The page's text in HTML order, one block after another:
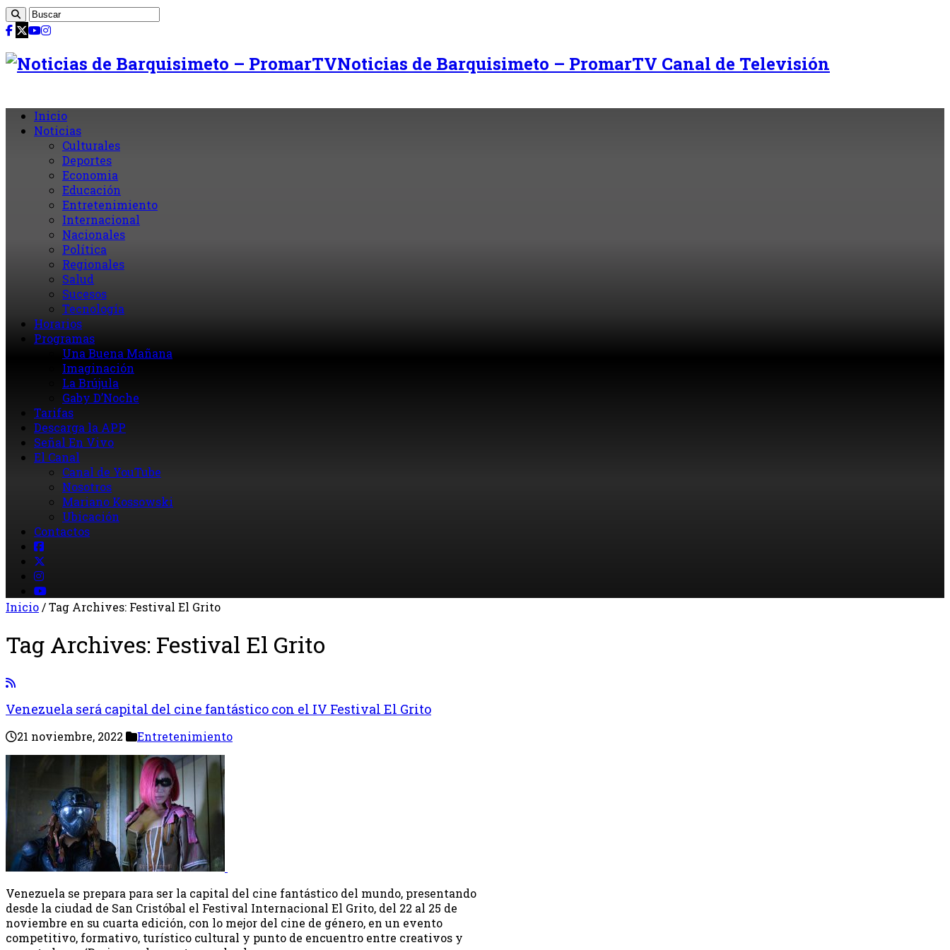
Noticias de Barquisimeto – PromarTV Canal de Televisión
Inicio
Noticias
Culturales
Deportes
Economia
Educación
Entretenimiento
Internacional
Nacionales
Política
Regionales
Salud
Sucesos
Tecnología
Horarios
Programas
Una Buena Mañana
Imaginación
La Brújula
Gaby D’Noche
Tarifas
Descarga la APP
Señal En Vivo
El Canal
Canal de YouTube
Nosotros
Mariano Kossowski
Ubicación
Contactos
Inicio/Tag Archives: Festival El Grito
Tag Archives: Festival El Grito
Venezuela será capital del cine fantástico con el IV Festival El Grito
21 noviembre, 2022 Entretenimiento
Venezuela se prepara para ser la capital del cine fantástico del mundo, presentando
desde la ciudad de San Cristóbal el Festival Internacional El Grito, del 22 al 25 de
noviembre en su cuarta edición, con lo mejor del cine de género, en un evento
competitivo, formativo, turístico cultural y punto de encuentro entre creativos y